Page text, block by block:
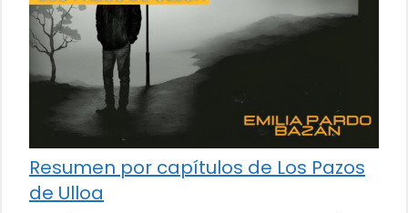
Resumen por capítulos de Los Pazos
de Ulloa